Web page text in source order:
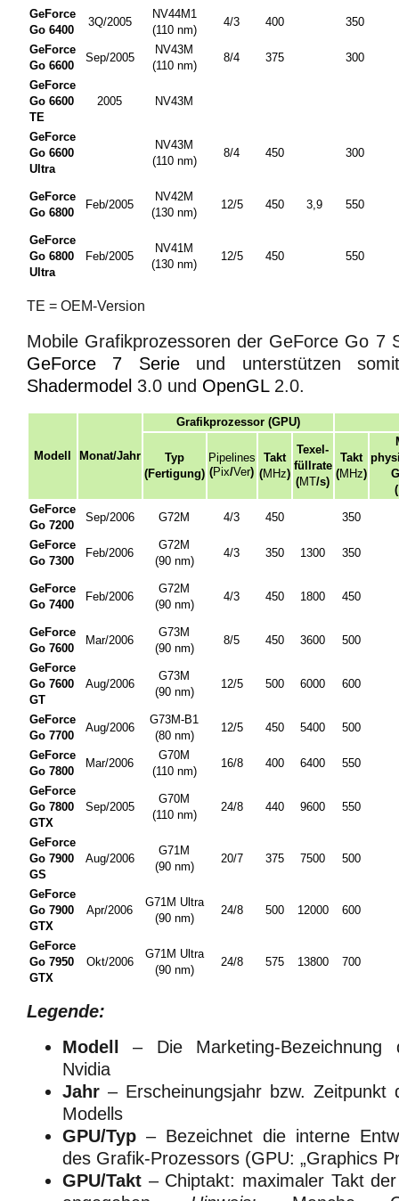
GeForce
Go 6400
3Q/2005
NV44M1
(110 nm)
4/3 400 350
GeForce
Go 6600
Sep/2005
NV43M
(110 nm)
8/4 375 300
GeForce
Go 6600
TE
2005 NV43M
GeForce
Go 6600
Ultra
NV43M
(110 nm)
8/4 450 300
GeForce
Go 6800
Feb/2005
NV42M
(130nm)
12/5 450 3,9 550
GeForce
Go 6800
Ultra
Feb/2005
NV41M
(130nm)
12/5 450 550
TE = OEM-Version
Mobile Grafikprozessoren der GeForce Go 7
GeForce 7 Serie und unterstützen
Shadermodel 3.0 und OpenGL2.0.
Modell Monat/Jahr
Grafikprozessor (GPU)
Typ
(Fertigung)
Pipelines
(Pix/Ver)
Takt
(MHz)
Texel-
füllrate
(MT/s)
Takt
(MHz)
(
GeForce
Go 7200
Sep/2006 G72M 4/3 450 350
GeForce
Go 7300
Feb/2006
G72M
(90 nm)
4/3 350 1300 350
GeForce
Go 7400
Feb/2006
G72M
(90 nm)
4/3 450 1800 450
GeForce
Go 7600
Mar/2006
G73M
(90 nm)
8/5 450 3600 500
GeForce
Go 7600
GT
Aug/2006
G73M
(90 nm)
12/5 500 6000 600
GeForce
Go 7700
Aug/2006
G73M-B1
(80 nm)
12/5 450 5400 500
GeForce
Go 7800
Mar/2006
G70M
(110 nm)
16/8 400 6400 550
GeForce
Go 7800
GTX
Sep/2005
G70M
(110 nm)
24/8 440 9600 550
GeForce
Go 7900
GS
Aug/2006
G71M
(90 nm)
20/7 375 7500 500
GeForce
Go 7900
GTX
Apr/2006
G71M Ultra
(90 nm)
24/8 500 12000 600
GeForce
Go 7950
GTX
Okt/2006
G71M Ultra
(90 nm)
24/8 575 13800 700
Legende:
Modell
– Die Marketing-Bezeichnung
Nvidia
Jahr – Erscheinungsjahr bzw. Zeitpunkt
Modells
GPU/Typ – Bezeichnet die interne
des Grafik-Prozessors (GPU: „Graphics
GPU/Takt – Chiptakt: maximaler Takt